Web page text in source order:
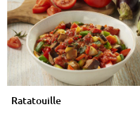
Ratatouille